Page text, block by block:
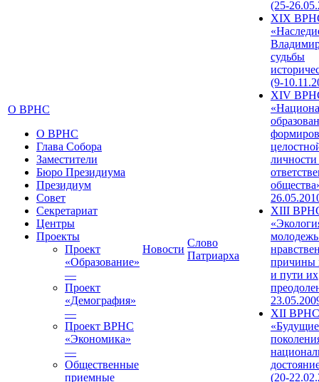
О ВРНС
О ВРНС
Глава Собора
Заместители
Бюро Президиума
Президиум
Совет
Секретариат
Центры
Проекты
Проект
«Образование»
—
Проект
«Демография»
—
Проект ВРНС
«Экономика»
—
Общественные
приемные
Новости
Слово
Патриарха
(25-
XIX
судьбы
(9-
XIV
XIII
причины
и пути их
XII ВРНС
«Будущие
(20-